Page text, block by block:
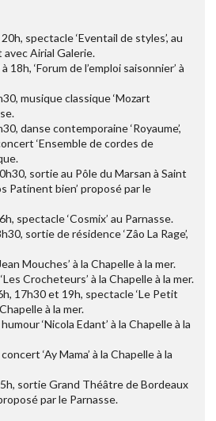
spectacle ‘Eventail de styles’, au
Airial Galerie.
18h, ‘Forum de l’emploi saisonnier’ à
musique classique ‘Mozart
danse contemporaine ‘Royaume’,
‘Ensemble de cordes de
sortie au Pôle du Marsan à Saint
Patinent bien’ proposé par le
spectacle ‘Cosmix’ au Parnasse.
sortie de résidence ‘Zâo La Rage’,
Mouches’ à la Chapelle à la mer.
Crocheteurs’ à la Chapelle à la mer.
17h30 et 19h, spectacle ‘Le Petit
à la mer.
‘Nicola Edant’ à la Chapelle à la
‘Ay Mama’ à la Chapelle à la
sortie Grand Théâtre de Bordeaux
par le Parnasse.